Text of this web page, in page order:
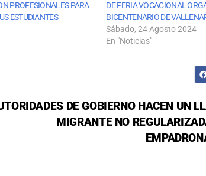
PROFESIONALES PARA
ESTUDIANTES
DE FERIA VOCACIONAL
BICENTENARIO DE
Sábado, 24 Agosto 2024
En "Noticias"
DE GOBIERNO HACEN UN
MIGRANTE NO